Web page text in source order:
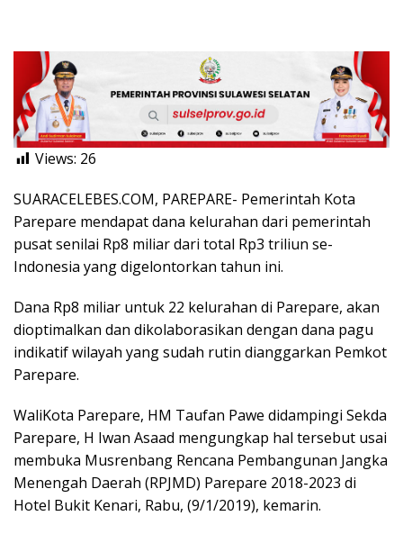
Views: 26
SUARACELEBES.COM, PAREPARE- Pemerintah Kota
Parepare mendapat dana kelurahan dari pemerintah
pusat senilai Rp8 miliar dari total Rp3 triliun se-
Indonesia yang digelontorkan tahun ini.
Dana Rp8 miliar untuk 22 kelurahan di Parepare, akan
dioptimalkan dan dikolaborasikan dengan dana pagu
indikatif wilayah yang sudah rutin dianggarkan Pemkot
Parepare.
WaliKota Parepare, HM Taufan Pawe didampingi Sekda
Parepare, H Iwan Asaad mengungkap hal tersebut usai
membuka Musrenbang Rencana Pembangunan Jangka
Menengah Daerah (RPJMD) Parepare 2018-2023 di
Hotel Bukit Kenari, Rabu, (9/1/2019), kemarin.